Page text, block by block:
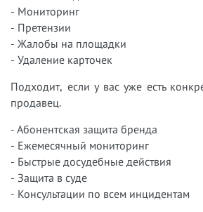
- Мониторинг
- Претензии
- Жалобы на площадки
- Удаление карточек
Подходит, если у вас уже есть
продавец.
- Абонентская защита бренда
- Ежемесячный мониторинг
- Быстрые досудебные действия
- Защита в суде
- Консультации по всем инцидентам